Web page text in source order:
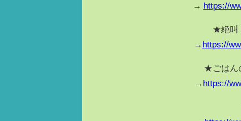
→ https://
★絶叫
→ https://
★ごはん
→ https://